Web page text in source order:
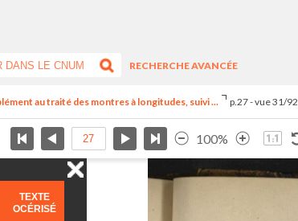
RECHERCHE AVANCÉE
au traité des montres à longitudes, suivi ... p.27 - vue 31/92
100%
TEXTE
OCÉRISÉ